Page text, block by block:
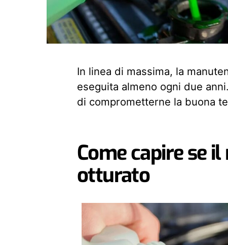
In linea di massima, la
eseguita almeno ogni due
di comprometterne la buona
Come capire se
otturato